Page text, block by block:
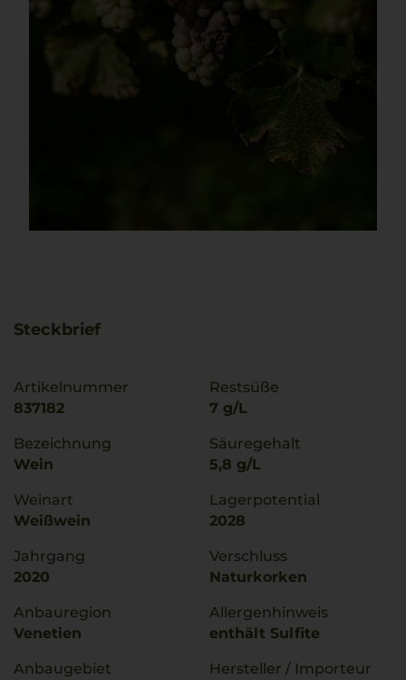
Steckbrief
Artikelnummer
837182
Bezeichnung
Wein
Weinart
Weißwein
Jahrgang
2020
Anbauregion
Venetien
Anbaugebiet
Restsüße
7 g/L
Säuregehalt
5,8 g/L
Lagerpotential
2028
Verschluss
Naturkorken
Allergenhinweis
enthält Sulfite
Hersteller / Importeur